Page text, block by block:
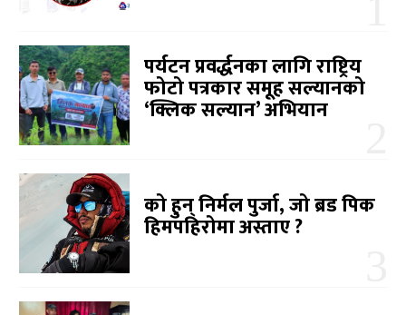
पर्यटन प्रवर्द्धनका लागि राष्ट्रिय
फोटो पत्रकार समूह सल्यानको
‘क्लिक सल्यान’ अभियान
को हुन् निर्मल पुर्जा, जो ब्रड पिक
हिमपहिरोमा अस्ताए ?